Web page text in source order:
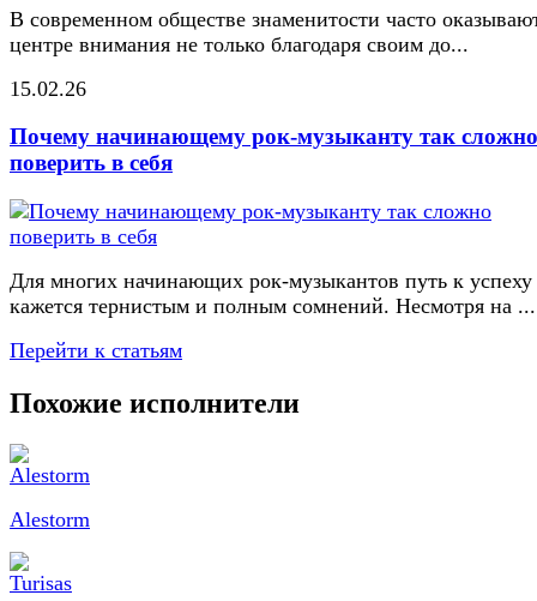
В современном обществе знаменитости часто
центре внимания не только благодаря своим до...
15.02.26
Почему начинающему рок-музыканту так сложно
поверить в себя
Для многих начинающих рок-музыкантов путь к успеху
кажется тернистым и полным сомнений. Несмотря на ...
Перейти к статьям
Похожие исполнители
Alestorm